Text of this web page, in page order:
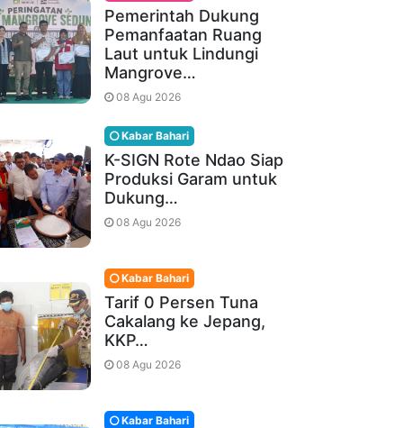
Pemerintah Dukung
Pemanfaatan Ruang
Laut untuk Lindungi
Mangrove…
08 Agu 2026
Kabar Bahari
K-SIGN Rote Ndao Siap
Produksi Garam untuk
Dukung…
08 Agu 2026
Kabar Bahari
Tarif 0 Persen Tuna
Cakalang ke Jepang,
KKP…
08 Agu 2026
Kabar Bahari